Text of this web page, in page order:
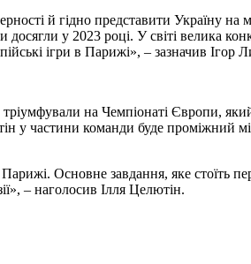
й гідно представити Україну на
у 2023 році. У світі велика
ігри в Парижі», – зазначив Ігор
тріумфували на Чемпіонаті Європи,
у частини команди буде проміжний
Основне завдання, яке стоїть
– наголосив Ілля Целютін.